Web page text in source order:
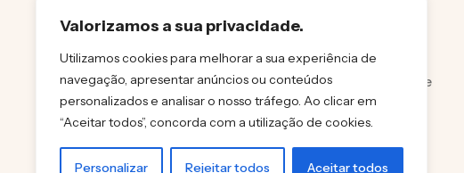
Valorizamos a sua privacidade.
Utilizamos cookies para melhorar a sua experiência de
navegação, apresentar anúncios ou conteúdos
personalizados e analisar o nosso tráfego. Ao clicar em
“Aceitar todos”, concorda com a utilização de cookies.
Personalizar Rejeitar todos Aceitar todos
Sobre
Contactos
Política de privacidade
Polítiica de cookies